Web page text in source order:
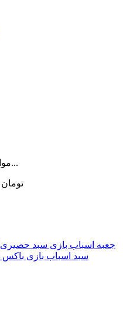
موارد کاربرد: سینی پذیرایی، رانر...
309,000 تومان
جعبه اسباب بازی سبد حصیری
سبد اسباب بازی باکس